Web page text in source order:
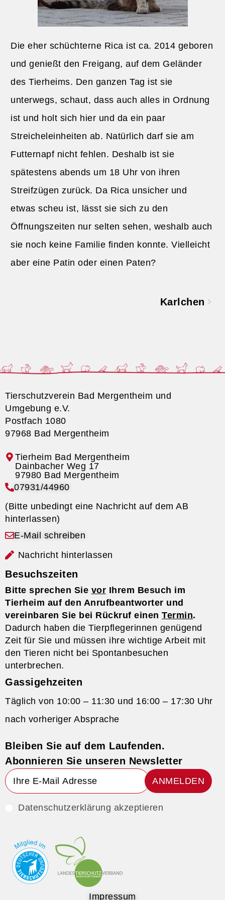
Die eher schüchterne Rica ist ca. 2014 geboren
und genießt den Freigang, auf dem Geländer
des Tierheims. Den ganzen Tag ist sie
unterwegs, schaut, dass auch alles in Ordnung
ist und holt sich hier und da ein paar
Streicheleinheiten ab. Natürlich darf sie am
Futternapf nicht fehlen. Deshalb ist sie
spätestens abends um 18 Uhr von ihren
Streifzügen zurück. Da Rica unsicher und
etwas scheu ist, lässt sie sich zu den
Öffnungszeiten nur selten sehen, weshalb auch
sie noch keine Familie finden konnte. Vielleicht
aber eine Patin oder einen Paten?
Karlchen
Tierschutzverein Bad Mergentheim und
Umgebung e.V.
Postfach 1080
97968 Bad Mergentheim
Tierheim Bad Mergentheim
07931/44960
(Bitte unbedingt eine Nachricht auf dem AB
hinterlassen)
E-Mail schreiben
Nachricht hinterlassen
Besuchszeiten
Bitte sprechen Sie vor Ihrem Besuch im
Tierheim auf den Anrufbeantworter und
vereinbaren Sie bei Rückruf einen Termin.
Dadurch haben die Tierpflegerinnen genügend
Zeit für Sie und müssen ihre wichtige Arbeit mit
den Tieren nicht bei Spontanbesuchen
unterbrechen.
Gassigehzeiten
Täglich von 10:00 – 11:30 und 16:00 – 17:30 Uhr
nach vorheriger Absprache
Bleiben Sie auf dem Laufenden.
Abonnieren Sie unseren Newsletter
ANMELDEN
Datenschutzerklärung akzeptieren
Impressum